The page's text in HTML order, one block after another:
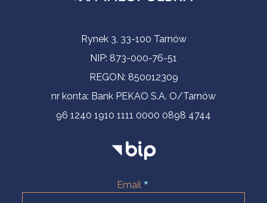
Informacje kontaktoweRynek 3, 33-100 Tarnów
NIP: 873-000-76-51
REGON: 850012309
nr konta: Bank PEKAO S.A. O/Tarnów
96 1240 1910 1111 0000 0898 4744
Email